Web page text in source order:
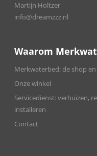
Martijn Holtzer
info@dreamzzz.nl
Waarom
Merkwaterbed: de shop
Onze winkel
Servicedienst: verhuizen,
installeren
Contact